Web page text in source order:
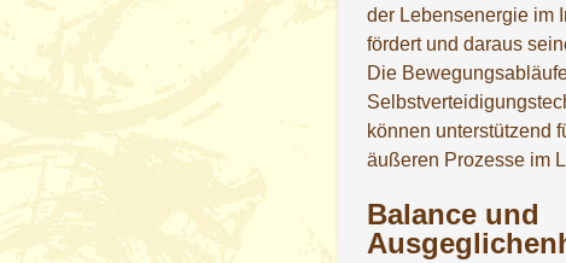
der Lebensenergie im
fördert und daraus
Die
können unterstützend
äußeren Prozesse im
Balance und